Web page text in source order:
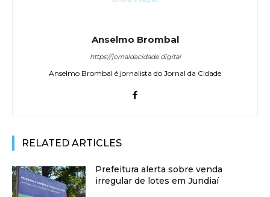
Anselmo Brombal
https://jornaldacidade.digital
Anselmo Brombal é jornalista do Jornal da Cidade
RELATED ARTICLES
Prefeitura alerta sobre venda
irregular de lotes em Jundiaí